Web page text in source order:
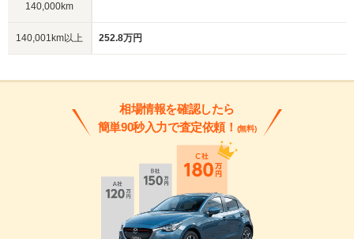
140,000km
140,001km以上 252.8万円
相場情報を確認したら
簡単90秒入力で査定依頼！ (無料)